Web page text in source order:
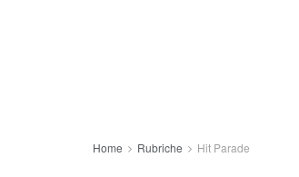
Home Rubriche Hit Parade